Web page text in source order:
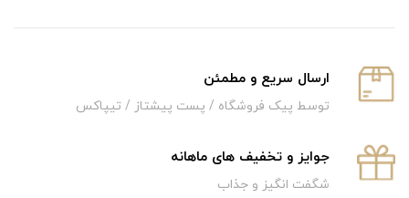
ارسال سریع و‌ مطمئن
توسط پیک فروشگاه / پست پیشتاز / تیپاکس
جوایز و تخفیف های ماهانه
شگفت انگیز و جذاب